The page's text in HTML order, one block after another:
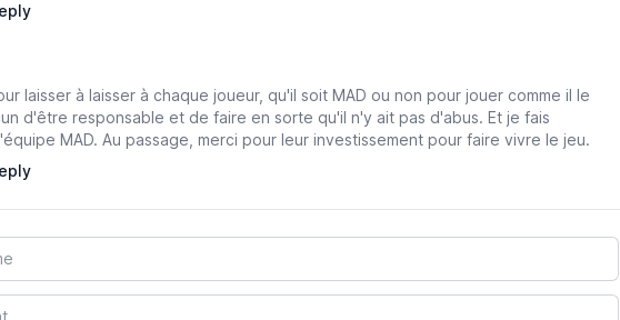
laisser à laisser à chaque joueur, qu'il soit MAD ou non pour jouer comme il le
d'être responsable et de faire en sorte qu'il n'y ait pas d'abus. Et je fais
MAD. Au passage, merci pour leur investissement pour faire vivre le jeu.